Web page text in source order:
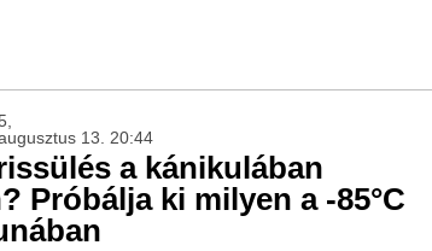
13. 20:44
a kánikulában
Próbálja ki milyen a -85°C